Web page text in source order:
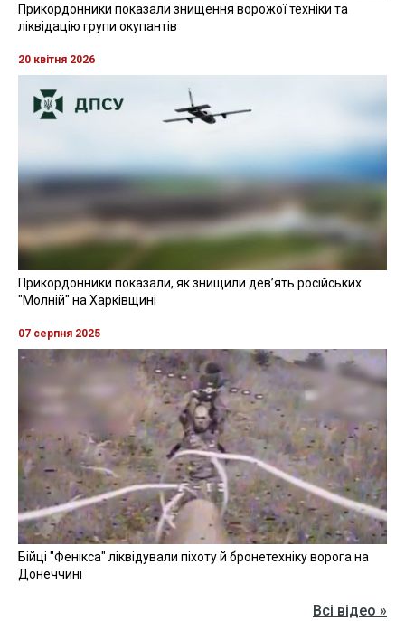
Прикордонники показали знищення ворожої техніки та
ліквідацію групи окупантів
20 квітня 2026
Прикордонники показали, як знищили девʼять російських
"Молній" на Харківщині
07 серпня 2025
Бійці "Фенікса" ліквідували піхоту й бронетехніку ворога на
Донеччині
Всі відео »